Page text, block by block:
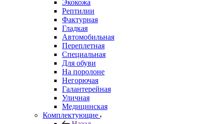
Экокожа
Рептилии
Фактурная
Гладкая
Автомобильная
Переплетная
Специальная
Для обуви
На поролоне
Негорючая
Галантерейная
Уличная
Медицинская
Комплектующие